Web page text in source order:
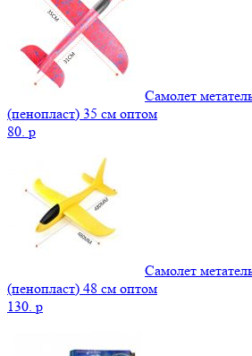
Самолет
(пенопласт) 35 см оптом
80. p
Самолет
(пенопласт) 48 см оптом
130. p